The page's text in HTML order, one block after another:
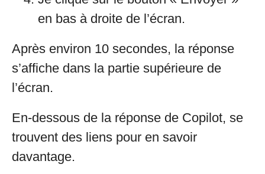
en bas à droite de l’écran.
Après environ 10 secondes, la réponse
s’affiche dans la partie supérieure de
l’écran.
En-dessous de la réponse de Copilot, se
trouvent des liens pour en savoir
davantage.